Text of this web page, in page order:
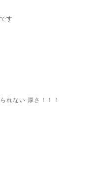
す
れない 厚さ！！！